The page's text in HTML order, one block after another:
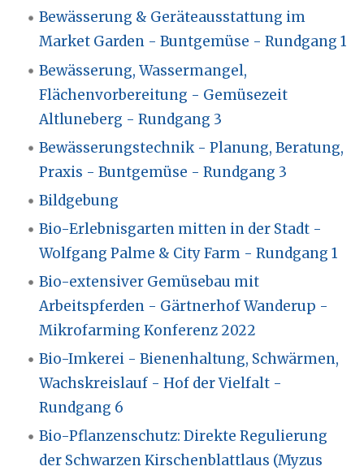
Bewässerung & Geräteausstattung im
Market Garden - Buntgemüse - Rundgang 1
Bewässerung, Wassermangel,
Flächenvorbereitung - Gemüsezeit
Altluneberg - Rundgang 3
Bewässerungstechnik - Planung, Beratung,
Praxis - Buntgemüse - Rundgang 3
Bildgebung
Bio-Erlebnisgarten mitten in der Stadt -
Wolfgang Palme & City Farm - Rundgang 1
Bio-extensiver Gemüsebau mit
Arbeitspferden - Gärtnerhof Wanderup -
Mikrofarming Konferenz 2022
Bio-Imkerei - Bienenhaltung, Schwärmen,
Wachskreislauf - Hof der Vielfalt -
Rundgang 6
Bio-Pflanzenschutz: Direkte Regulierung
der Schwarzen Kirschenblattlaus (Myzus